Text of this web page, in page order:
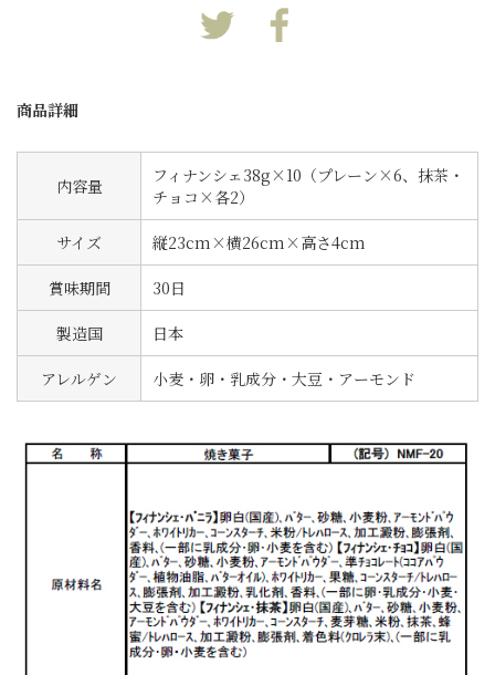
商品詳細
内容量
フィナンシェ38g×10（プレーン×6、抹茶・
チョコ×各2）
サイズ 縦23cm×横26cm×高さ4cm
賞味期間 30日
製造国 日本
アレルゲン 小麦・卵・乳成分・大豆・アーモンド